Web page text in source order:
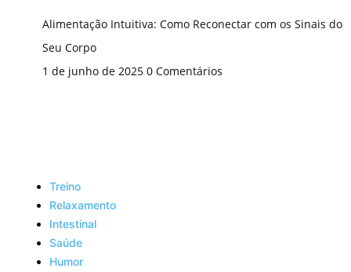
Alimentação Intuitiva: Como Reconectar com os Sinais do
Seu Corpo
1 de junho de 2025 0 Comentários
Treino
Relaxamento
Intestinal
Saúde
Humor